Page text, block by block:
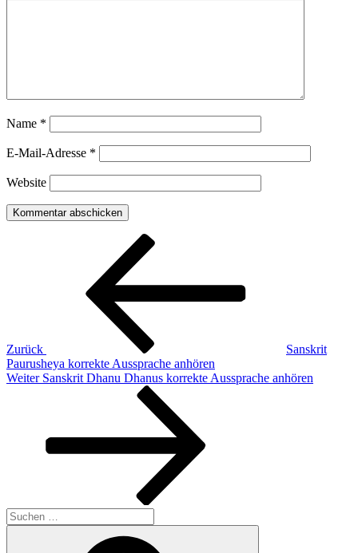
Name *
E-Mail-Adresse *
Website
Beitragsnavigation
Zurück
Sanskrit
Paurusheya korrekte Aussprache anhören
Nächster
Weiter Sanskrit Dhanu Dhanus korrekte Aussprache anhören
Suchen
nach: